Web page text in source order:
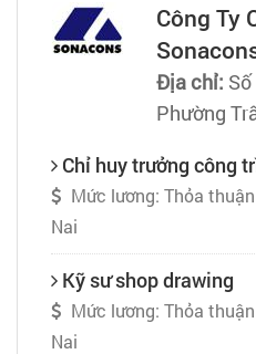
Công Ty
Địa chỉ:
Phường
Chỉ huy trưởng công
Mức lương: Thỏa thuận
Nai
Kỹ sư shop drawing
Mức lương: Thỏa thuận
Nai